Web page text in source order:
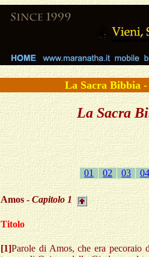
La Sacra
La Sacra
01 02 03 04
Amos - Capitolo 1
Titolo
[1]Parole di Amos, che era pecoraio